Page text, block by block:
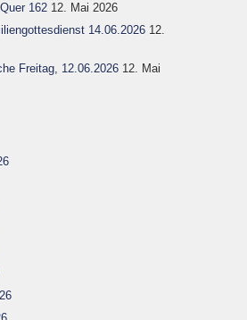
162 12. Mai 2026
14.06.2026 12.
Freitag, 12.06.2026 12. Mai